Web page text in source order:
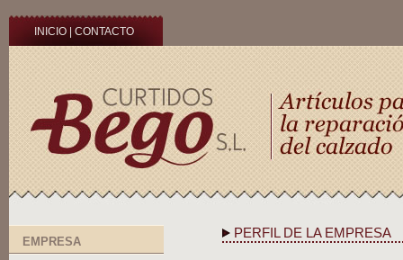
INICIO CONTACTO
EMPRESA
PERFIL DE LA EMPRESA